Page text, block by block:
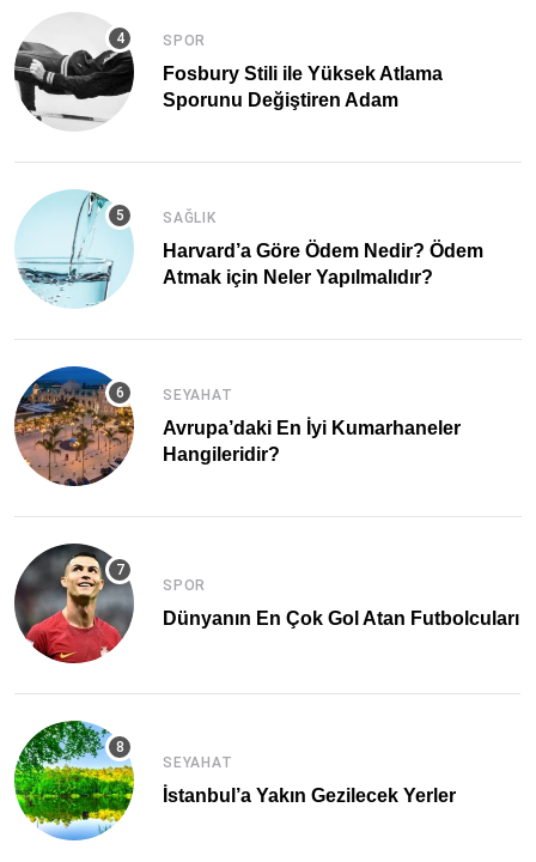
SPOR
Fosbury Stili ile Yüksek Atlama
Sporunu Değiştiren Adam
SAĞLIK
Harvard’a Göre Ödem Nedir? Ödem
Atmak için Neler Yapılmalıdır?
SEYAHAT
Avrupa’daki En İyi Kumarhaneler
Hangileridir?
SPOR
Dünyanın En Çok Gol Atan Futbolcuları
SEYAHAT
İstanbul’a Yakın Gezilecek Yerler